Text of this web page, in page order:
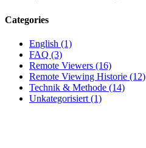
Categories
English (1)
FAQ (3)
Remote Viewers (16)
Remote Viewing Historie (12)
Technik & Methode (14)
Unkategorisiert (1)